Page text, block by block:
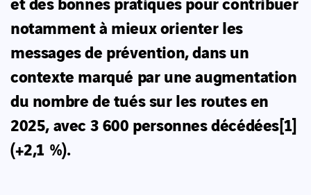
notamment à mieux orienter les
messages de prévention, dans un
contexte marqué par une augmentation
du nombre de tués sur les routes en
2025, avec 3 600 personnes décédées[1]
(+2,1 %).